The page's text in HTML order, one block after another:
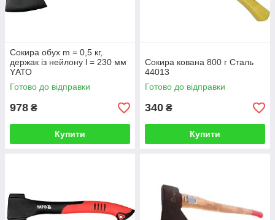
Сокира обух m = 0,5 кг,
держак із нейлону l = 230 мм
YАТО
Готово до відправки
978 ₴
Купити
Сокира кована 800 г Сталь
44013
Готово до відправки
340 ₴
Купити